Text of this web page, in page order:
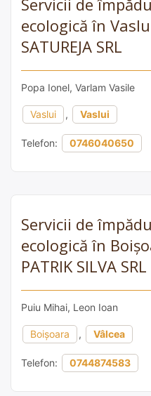
Servicii de
ecologică în
SATUREJA SRL
Popa Ionel, Varlam Vasile
Vaslui , Vaslui
Telefon: 0746040650
Servicii de
ecologică în
PATRIK SILVA SRL
Puiu Mihai, Leon Ioan
Boișoara , Vâlcea
Telefon: 0744874583